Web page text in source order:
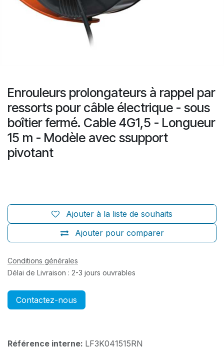
Enrouleurs prolongateurs à rappel par
ressorts pour câble électrique - sous
boîtier fermé. Cable 4G1,5 - Longueur
15 m - Modèle avec ssupport
pivotant
Ajouter pour comparer
Ajouter à la liste de souhaits
Conditions générales
Délai de Livraison : 2-3 jours ouvrables
Contactez-nous
Référence interne: LF3K041515RN